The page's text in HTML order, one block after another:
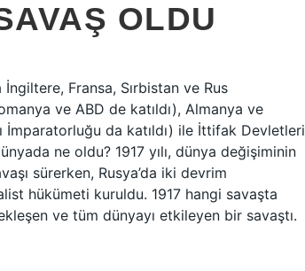
OLDU
İngiltere, Fransa, Sırbistan ve Rus
ve ABD de katıldı), Almanya ve
da katıldı) ile İttifak Devletleri
ne oldu? 1917 yılı, dünya değişiminin
sürerken, Rusya’da iki devrim
hükümeti kuruldu. 1917 hangi savaşta
ve tüm dünyayı etkileyen bir savaştı.